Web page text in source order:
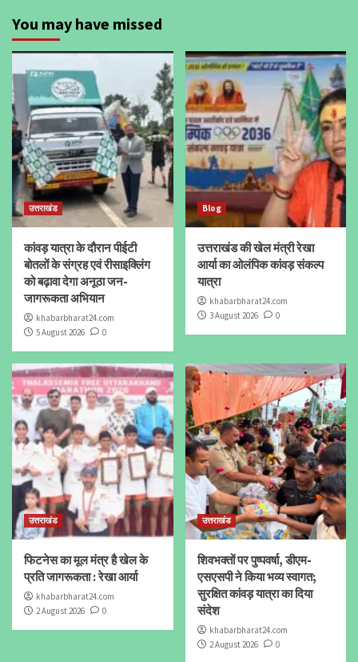
You may have missed
उत्तराखंड
कांवड़ यात्रा के दौरान पीईटी
बोतलों के संग्रह एवं रीसाइक्लिंग
को बढ़ावा देगा अनूठा जन-
जागरूकता अभियान
khabarbharat24.com
5 August 2026
0
Blog
उत्तराखंड की खेल मंत्री रेखा
आर्या का ओलंपिक कांवड़ संकल्प
यात्रा
khabarbharat24.com
3 August 2026
0
उत्तराखंड
फिटनेस का मूल मंत्र है खेल के
प्रति जागरूकता : रेखा आर्या
khabarbharat24.com
2 August 2026
0
उत्तराखंड
शिवभक्तों पर पुष्पवर्षा, डीएम-
एसएसपी ने किया भव्य स्वागत;
सुरक्षित कांवड़ यात्रा का दिया
संदेश
khabarbharat24.com
2 August 2026
0